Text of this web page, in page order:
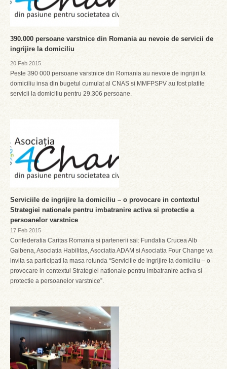
390.000 persoane varstnice din Romania au nevoie de servicii de
ingrijire la domiciliu
20 Feb 2015
Peste 390 000 persoane varstnice din Romania au nevoie de ingrijiri la
domiciliu insa din bugetul cumulat al CNAS si MMFPSPV au fost platite
servicii la domiciliu pentru 29.306 persoane.
Serviciile de ingrijire la domiciliu – o provocare in contextul
Strategiei nationale pentru imbatranire activa si protectie a
persoanelor varstnice
17 Feb 2015
Confederatia Caritas Romania si partenerii sai: Fundatia Crucea Alb
Galbena, Asociatia Habilitas, Asociatia ADAM si Asociatia Four Change va
invita sa participati la masa rotunda “Serviciile de ingrijire la domiciliu – o
provocare in contextul Strategiei nationale pentru imbatranire activa si
protectie a persoanelor varstnice”.